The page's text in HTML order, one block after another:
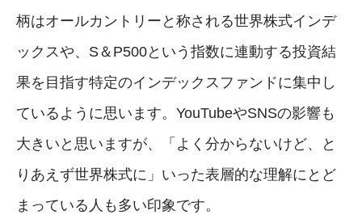
柄はオールカントリーと称される世界株式インデ
ックスや、S＆P500という指数に連動する投資結
果を目指す特定のインデックスファンドに集中し
ているように思います。YouTubeやSNSの影響も
大きいと思いますが、「よく分からないけど、と
りあえず世界株式に」いった表層的な理解にとど
まっている人も多い印象です。